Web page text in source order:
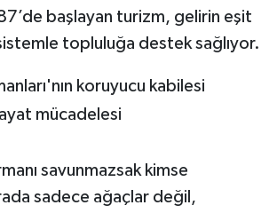
başlayan turizm, gelirin eşit
sistemle topluluğa destek sağlıyor.
savunmazsak kimse
sadece ağaçlar değil,